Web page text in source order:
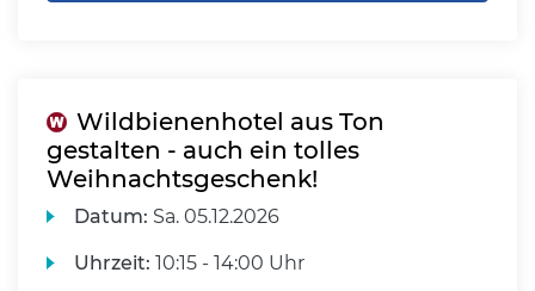
Wildbienenhotel aus Ton
gestalten - auch ein tolles
Weihnachtsgeschenk!
Datum: Sa. 05.12.2026
Uhrzeit: 10:15 - 14:00 Uhr